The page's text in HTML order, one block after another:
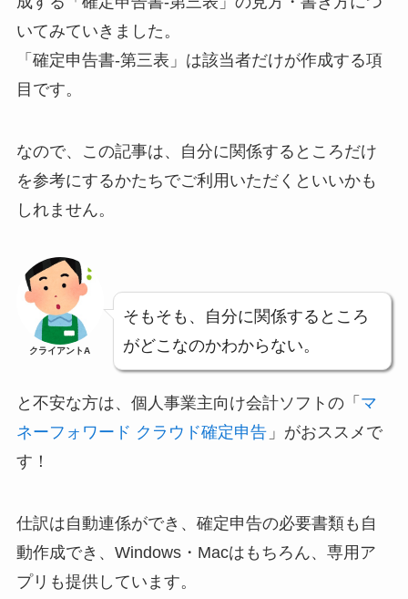
いてみていきました。
「確定申告書-第三表」は該当者だけが作成する項
目です。
なので、この記事は、自分に関係するところだけ
を参考にするかたちでご利用いただくといいかも
しれません。
クライアントA
そもそも、自分に関係するところ
がどこなのかわからない。
と不安な方は、個人事業主向け会計ソフトの「 マ
ネーフォワード クラウド確定申告 」がおススメで
す！
仕訳は自動連係ができ、確定申告の必要書類も自
動作成でき、Windows・Macはもちろん、専用ア
プリも提供しています。